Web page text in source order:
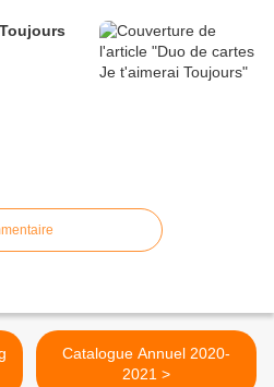
Catalogue Annuel 2020-
2021 >